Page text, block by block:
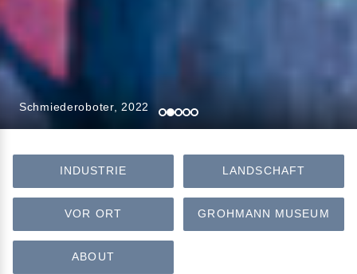
Schmiederoboter, 2022
INDUSTRIE LANDSCHAFT
VOR ORT GROHMANN MUSEUM
ABOUT